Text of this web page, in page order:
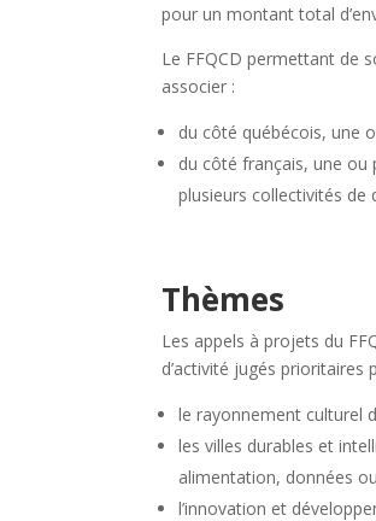
pour un montant total
Le FFQCD permettant de
associer :
du côté québécois, une
du côté français, une
plusieurs collectivités de
Thèmes
Les appels à projets du
d’activité jugés prioritaires
le rayonnement culturel
les villes durables et
alimentation, données
l’innovation et